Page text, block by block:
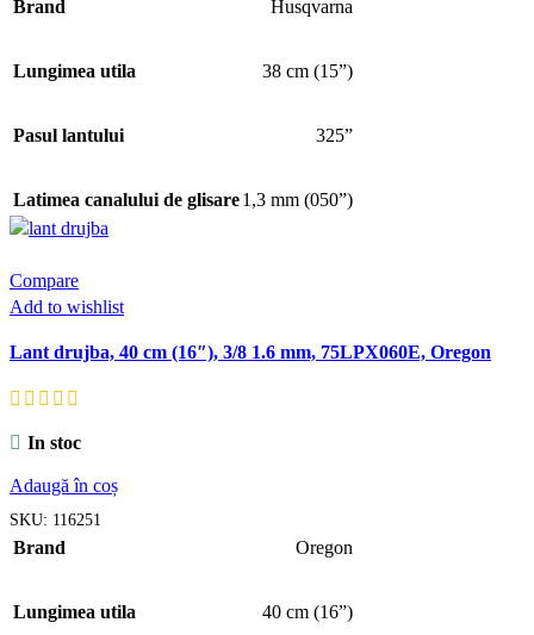
Brand Husqvarna
Lungimea utila 38 cm (15”)
Pasul lantului 325”
Latimea canalului de glisare1,3 mm (050”)
Compare
Add to wishlist
Lant drujba, 40 cm (16″), 3/8 1.6 mm, 75LPX060E, Oregon
In stoc
Adaugă în coș
SKU: 116251
Brand Oregon
Lungimea utila 40 cm (16”)